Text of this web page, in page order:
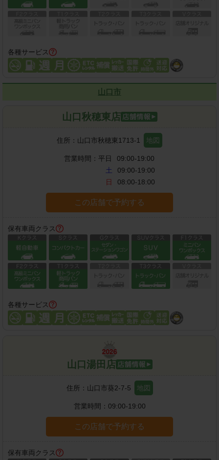
各種サービス
山口市
山口秋穂東店
住所： 山口市秋穂東1713-1 地図
営業時間： 平日
09:00-19:00
土
09:00-19:00
日
08:00-18:00
この店舗で予約する
保有車両クラス
各種サービス
山口湯田店
住所： 山口市葵2-7-5 地図
営業時間： 09:00-19:00
この店舗で予約する
保有車両クラス